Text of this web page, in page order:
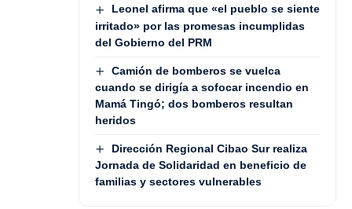
Leonel afirma que «el pueblo se siente
irritado» por las promesas incumplidas
del Gobierno del PRM
Camión de bomberos se vuelca
cuando se dirigía a sofocar incendio en
Mamá Tingó; dos bomberos resultan
heridos
Dirección Regional Cibao Sur realiza
Jornada de Solidaridad en beneficio de
familias y sectores vulnerables